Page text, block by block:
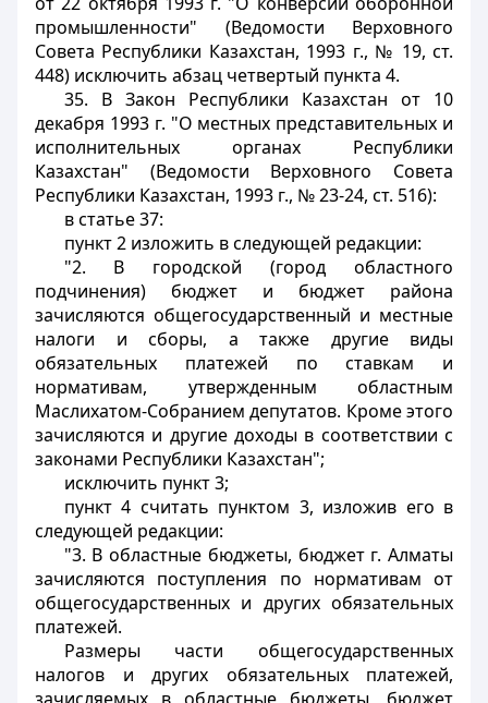
промышленности" (Ведомости Верховного
Совета Республики Казахстан, 1993 г., № 19, ст.
448) исключить абзац четвертый пункта 4.
35. В Закон Республики Казахстан от 10
декабря 1993 г. "О местных представительных и
исполнительных органах Республики
Казахстан" (Ведомости Верховного Совета
Республики Казахстан, 1993 г., № 23-24, ст. 516):
в статье 37:
пункт 2 изложить в следующей редакции:
"2. В городской (город областного
подчинения) бюджет и бюджет района
зачисляются общегосударственный и местные
налоги и сборы, а также другие виды
обязательных платежей по ставкам и
нормативам, утвержденным областным
Маслихатом-Собранием депутатов. Кроме этого
зачисляются и другие доходы в соответствии с
законами Республики Казахстан";
исключить пункт 3;
пункт 4 считать пунктом 3, изложив его в
следующей редакции:
"3. В областные бюджеты, бюджет г. Алматы
зачисляются поступления по нормативам от
общегосударственных и других обязательных
платежей.
Размеры части общегосударственных
налогов и других обязательных платежей,